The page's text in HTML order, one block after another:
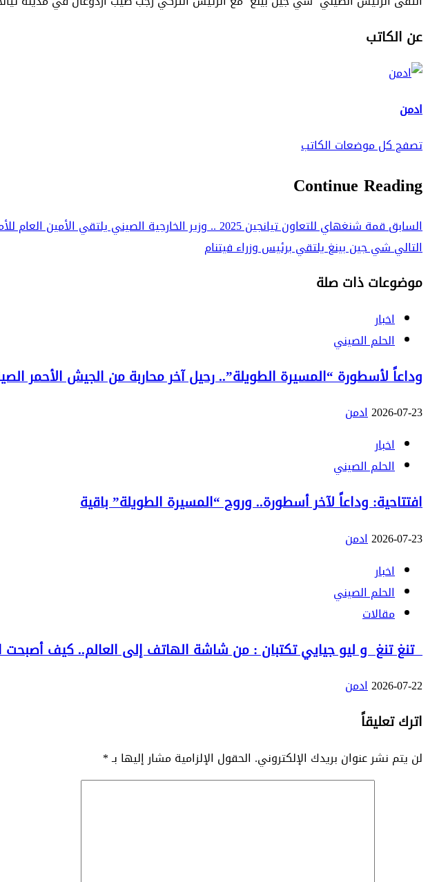
عن الكاتب
ادمن
تصفح كل موضعات الكاتب
Continue Reading
السابققمة شنغهاي للتعاون تيانجين 2025 .. وزير الخارجية الصيني يلتقي الأمين العام للأمم المتحدة
التاليشي جين بينغ يلتقي برئيس وزراء فيتنام
موضوعات ذات صلة
اخبار
الحلم الصيني
وداعاً لأسطورة “المسيرة الطويلة”.. رحيل آخر محاربة من الجيش الأحمر الصيني عن
2026-07-23ادمن
اخبار
الحلم الصيني
افتتاحية: وداعاً لآخر أسطورة.. وروح “المسيرة الطويلة” باقية
2026-07-23ادمن
اخبار
الحلم الصيني
مقالات
تنغ تنغ و ليو جيايي تكتبان : من شاشة الهاتف إلى العالم.. كيف أصبحت
2026-07-22ادمن
اترك تعليقاً
لن يتم نشر عنوان بريدك الإلكتروني. الحقول الإلزامية مشار إليها بـ*